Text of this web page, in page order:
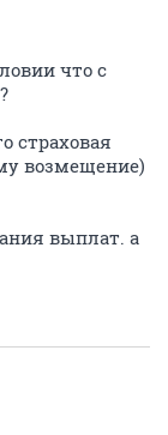
что с
страховая
возмещение)
выплат. а